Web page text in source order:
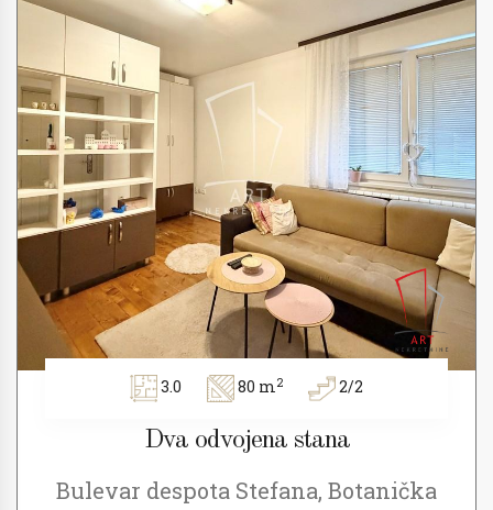
3.0 80 m2 2/2
Dva odvojena stana
Bulevar despota Stefana, Botanička